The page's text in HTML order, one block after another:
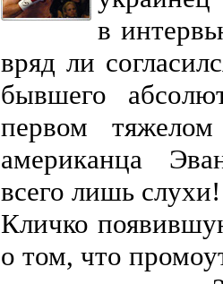
в
вряд ли
бывшего
первом
американца
всего лишь
Кличко
о том, что